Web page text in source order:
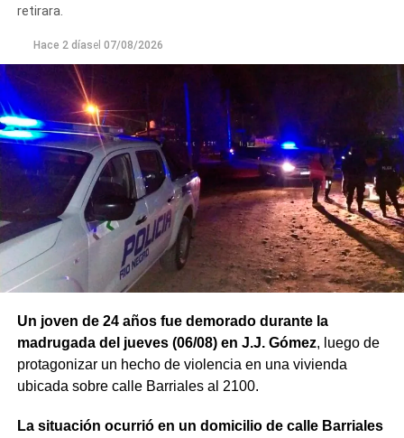
retirara.
Hace 2 díasel 07/08/2026
Un joven de 24 años fue demorado durante la
madrugada del jueves (06/08) en J.J. Gómez, luego de
protagonizar un hecho de violencia en una vivienda
ubicada sobre calle Barriales al 2100.
La situación ocurrió en un domicilio de calle Barriales